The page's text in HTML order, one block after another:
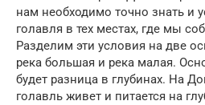
нам необходимо точно знать и
голавля в тех местах, где мы
Разделим эти условия на две
река большая и река малая.
будет разница в глубинах. На
голавль живет и питается на